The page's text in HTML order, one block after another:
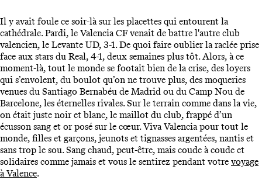
Il y avait foule ce soir-là sur les placettes qui entourent la
cathédrale. Pardi, le Valencia CF venait de battre l'autre club
valencien, le Levante UD, 3-1. De quoi faire oublier la raclée prise
face aux stars du Real, 4-1, deux semaines plus tôt. Alors, à ce
moment-là, tout le monde se footait bien de la crise, des loyers
qui s’envolent, du boulot qu’on ne trouve plus, des moqueries
venues du Santiago Bernabéu de Madrid ou du Camp Nou de
Barcelone, les éternelles rivales. Sur le terrain comme dans la vie,
on était juste noir et blanc, le maillot du club, frappé d’un
écusson sang et or posé sur le cœur. Viva Valencia pour tout le
monde, filles et garçons, jeunots et tignasses argentées, nantis et
sans trop le sou. Sang chaud, peut-être, mais coude à coude et
solidaires comme jamais et vous le sentirez pendant votre voyage
à Valence.